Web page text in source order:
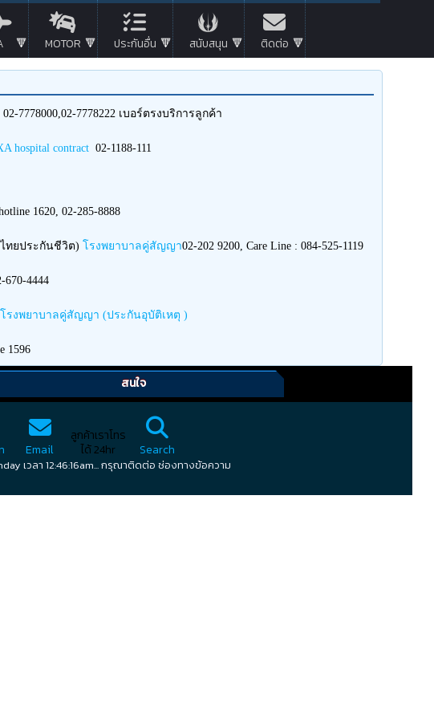
MOTOR ประกันอื่น สนับสนุน ติดต่อ
02-7778000,02-7778222 เบอร์ตรงบริการลูกค้า
hospital contract 02-1188-111
1620, 02-285-8888
ทยประกันชีวิต) โรงพยาบาลคู่สัญญา02-202 9200, Care Line : 084-525-1119
670-4444
โรงพยาบาลคู่สัญญา (ประกันอุบัติเหตุ )
1596
สนใจ
Email
ลูกค้าเราโทร
ได้ 24hr
Search
เวลา 12:46:16am... กรุณาติดต่อ ช่องทางข้อความ